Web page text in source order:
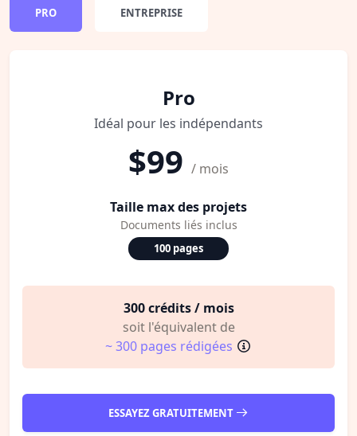
PRO ENTREPRISE
Pro
Idéal pour les indépendants
$99 / mois
Taille max des projets
Documents liés inclus
100 pages
300 crédits / mois
soit l'équivalent de
~ 300 pages rédigées
ESSAYEZ GRATUITEMENT